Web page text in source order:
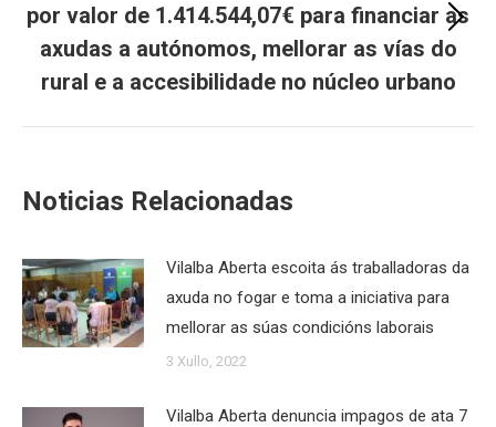
Next
post:
por valor de 1.414.544,07€ para financiar as
axudas a autónomos, mellorar as vías do
rural e a accesibilidade no núcleo urbano
Noticias Relacionadas
Vilalba Aberta escoita ás traballadoras da
axuda no fogar e toma a iniciativa para
mellorar as súas condicións laborais
3 Xullo, 2022
Vilalba Aberta denuncia impagos de ata 7